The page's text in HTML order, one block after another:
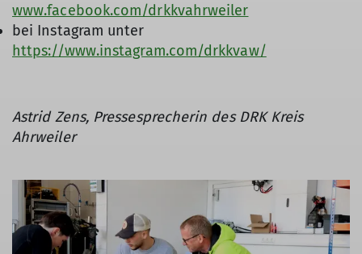
www.facebook.com/drkkvahrweiler
bei Instagram unter
https://www.instagram.com/drkkvaw/
Astrid Zens, Pressesprecherin des DRK Kreis
Ahrweiler